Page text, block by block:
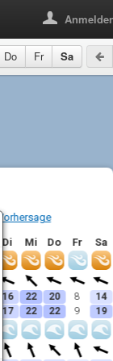
Do Fr Sa
Vorhersage
Di Mi Do Fr
Sa
16 22 20 8 14
17 22 22 9 19